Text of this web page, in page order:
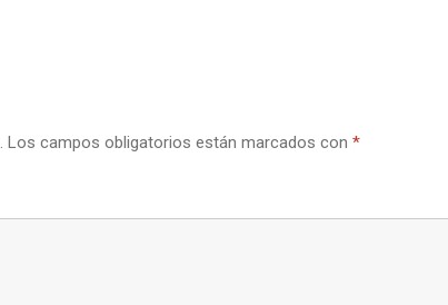
Los campos obligatorios están marcados con *